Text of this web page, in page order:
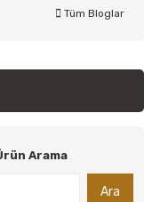
Tüm Bloglar
Arama
Ara